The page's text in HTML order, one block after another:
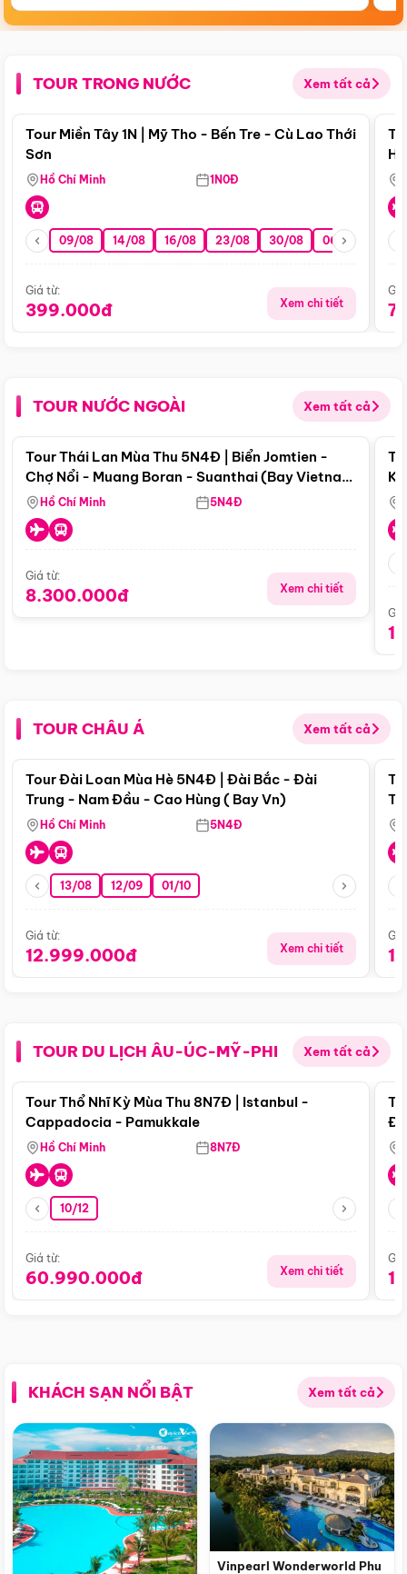
TOUR TRONG NƯỚC Xem tất cả
Điểm nổi bật
Tour Miền Tây 1N | Mỹ Tho - Bến Tre - Cù Lao Thới
Sơn
Hồ Chí Minh 1N0Đ
09/08 14/08 16/08 23/08 30/08 06/09 13/09
Giá từ:
399.000đ Xem chi tiết
TOUR NƯỚC NGOÀI Xem tất cả
Điểm nổi bật
Tour Thái Lan Mùa Thu 5N4Đ | Biển Jomtien -
Chợ Nổi - Muang Boran - Suanthai (Bay Vietnam
Airlines)
Hồ Chí Minh 5N4Đ
Giá từ:
8.300.000đ Xem chi tiết
TOUR CHÂU Á Xem tất cả
Điểm nổi bật
Tour Đài Loan Mùa Hè 5N4Đ | Đài Bắc - Đài
Trung - Nam Đầu - Cao Hùng ( Bay Vn)
Hồ Chí Minh 5N4Đ
13/08 12/09 01/10
Giá từ:
12.999.000đ Xem chi tiết
TOUR DU LỊCH ÂU-ÚC-MỸ-PHI Xem tất cả
Điểm nổi bật
Tour Thổ Nhĩ Kỳ Mùa Thu 8N7Đ | Istanbul -
Cappadocia - Pamukkale
Hồ Chí Minh 8N7Đ
10/12
Giá từ:
60.990.000đ Xem chi tiết
KHÁCH SẠN NỔI BẬT Xem tất cả
Vinpearl Wonderworld Phu